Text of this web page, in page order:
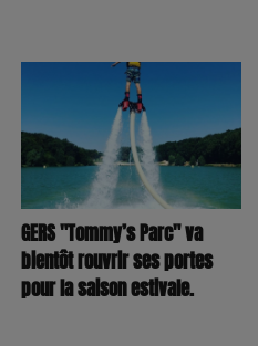
GERS "Tommy’s Parc" va
bientôt rouvrir ses portes
pour la saison estivale.